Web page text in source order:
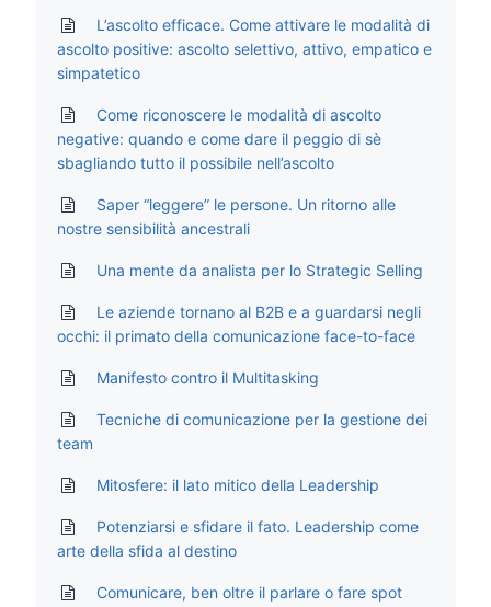
L’ascolto efficace. Come attivare le modalità di
ascolto positive: ascolto selettivo, attivo, empatico e
simpatetico
Come riconoscere le modalità di ascolto
negative: quando e come dare il peggio di sè
sbagliando tutto il possibile nell’ascolto
Saper “leggere” le persone. Un ritorno alle
nostre sensibilità ancestrali
Una mente da analista per lo Strategic Selling
Le aziende tornano al B2B e a guardarsi negli
occhi: il primato della comunicazione face-to-face
Manifesto contro il Multitasking
Tecniche di comunicazione per la gestione dei
team
Mitosfere: il lato mitico della Leadership
Potenziarsi e sfidare il fato. Leadership come
arte della sfida al destino
Comunicare, ben oltre il parlare o fare spot